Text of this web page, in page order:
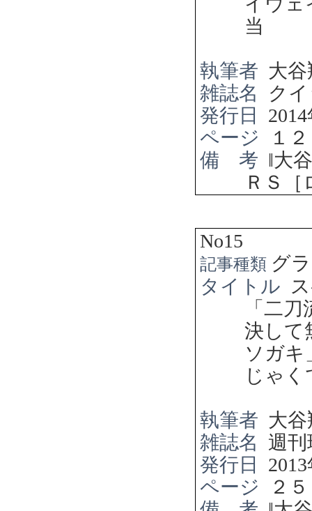
当
執筆者 大
雑誌名
ク
発行日
2014
ページ
１
備 考 ‖大
ＲＳ
No15
記事種類 グ
タイトル
「二
決して
ソガキ
じゃ
執筆者 大
雑誌名
週刊
発行日
2013
ページ
２